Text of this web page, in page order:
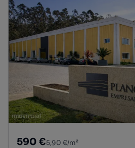
590 €5,90 €/m²